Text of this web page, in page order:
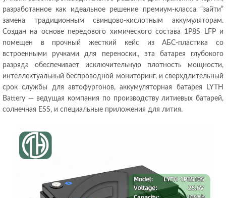
разработанное как идеальное решение премиум-класса “зайти”
замена традиционным свинцово-кислотным аккумуляторам.
Создан на основе передового химического состава 1P8S LFP и
помещен в прочный жесткий кейс из АБС-пластика со
встроенными ручками для переноски., эта батарея глубокого
разряда обеспечивает исключительную плотность мощности,
интеллектуальный беспроводной мониторинг, и сверхдлительный
срок службы для автофургонов, аккумуляторная батарея LYTH
Battery — ведущая компания по производству литиевых батарей,
солнечная ESS, и специальные приложения для лития.